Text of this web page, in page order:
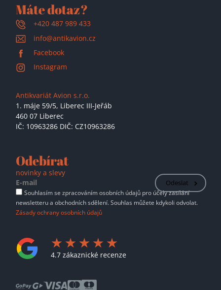
Máte dotaz?
+420 487 989 433
info@antikavion.cz
Facebook
Instagram
Antikvariát Avion s.r.o.
1. máje 59/5, Liberec III-Jeřáb
460 07 Liberec
IČ: 10963286 DIČ: CZ10963286
Odebírat
novinky a slevy
Odeslat
Souhlasím se zpracováním osobních údajů pro účely zasílání
newsletteru a obchodních sdělení. Souhlas můžete kdykoli odvolat.
Zásady ochrany osobních údajů
4.7 zákaznické recenze